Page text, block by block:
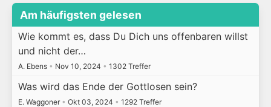
Am häufigsten gelesen
Wie kommt es, dass Du Dich uns offenbaren willst
und nicht der…
A. Ebens • Nov 10, 2024 • 1302 Treffer
Was wird das Ende der Gottlosen sein?
E. Waggoner • Okt 03, 2024 • 1292 Treffer